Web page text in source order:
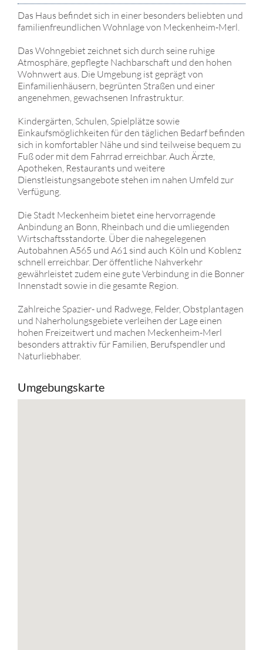
Das Haus befindet sich in einer besonders beliebten und
familienfreundlichen Wohnlage von Meckenheim-Merl.
Das Wohngebiet zeichnet sich durch seine ruhige
Atmosphäre, gepflegte Nachbarschaft und den hohen
Wohnwert aus. Die Umgebung ist geprägt von
Einfamilienhäusern, begrünten Straßen und einer
angenehmen, gewachsenen Infrastruktur.
Kindergärten, Schulen, Spielplätze sowie
Einkaufsmöglichkeiten für den täglichen Bedarf befinden
sich in komfortabler Nähe und sind teilweise bequem zu
Fuß oder mit dem Fahrrad erreichbar. Auch Ärzte,
Apotheken, Restaurants und weitere
Dienstleistungsangebote stehen im nahen Umfeld zur
Verfügung.
Die Stadt Meckenheim bietet eine hervorragende
Anbindung an Bonn, Rheinbach und die umliegenden
Wirtschaftsstandorte. Über die nahegelegenen
Autobahnen A565 und A61 sind auch Köln und Koblenz
schnell erreichbar. Der öffentliche Nahverkehr
gewährleistet zudem eine gute Verbindung in die Bonner
Innenstadt sowie in die gesamte Region.
Zahlreiche Spazier- und Radwege, Felder, Obstplantagen
und Naherholungsgebiete verleihen der Lage einen
hohen Freizeitwert und machen Meckenheim-Merl
besonders attraktiv für Familien, Berufspendler und
Naturliebhaber.
Umgebungskarte